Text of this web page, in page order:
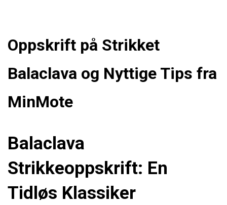
Oppskrift på Strikket
Balaclava og Nyttige Tips fra
MinMote
Balaclava
Strikkeoppskrift: En
Tidløs Klassiker